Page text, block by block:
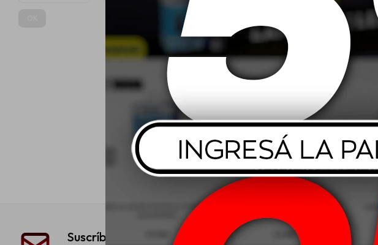
Liqui Moly Felgen-Reiniger
Limpiador de Llantas 1L
Suscríbete a nuestra newsletter